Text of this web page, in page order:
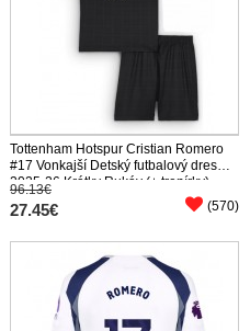
Tottenham Hotspur Cristian Romero
#17 Vonkajší Detský futbalový dres
2025-26 Krátky Rukáv (+ trenírky)
96.13€
27.45€ (570)